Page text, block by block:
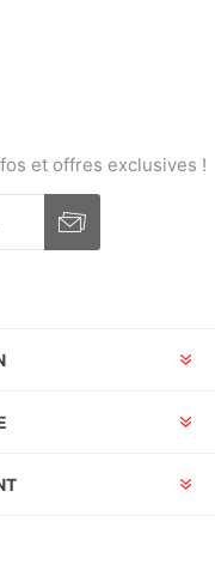
et offres exclusives !